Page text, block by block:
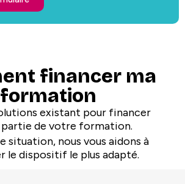
financer ma
formation
existant pour financer
de votre formation.
situation, nous vous aidons à
le dispositif le plus adapté.